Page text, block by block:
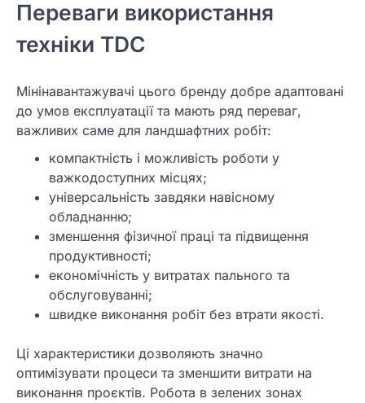
Переваги використання
техніки TDC
Мінінавантажувачі цього бренду добре адаптовані
до умов експлуатації та мають ряд переваг,
важливих саме для ландшафтних робіт:
компактність і можливість роботи у
важкодоступних місцях;
універсальність завдяки навісному
обладнанню;
зменшення фізичної праці та підвищення
продуктивності;
економічність у витратах пального та
обслуговуванні;
швидке виконання робіт без втрати якості.
Ці характеристики дозволяють значно
оптимізувати процеси та зменшити витрати на
виконання проєктів. Робота в зелених зонах